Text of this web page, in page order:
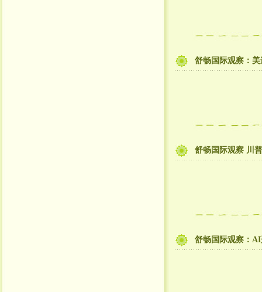
舒畅国际观察：
舒畅国际观察 川
舒畅国际观察：